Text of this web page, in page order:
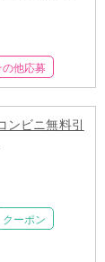
の他応募
ンビニ無料引
クーポン